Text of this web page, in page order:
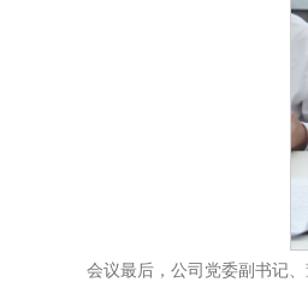
会议最后，公司党委副书记